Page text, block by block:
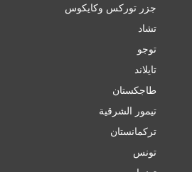
جزر توركس وكايكوس
تشاد
توجو
تايلاند
طاجكستان
تيمور الشرقية
تركمانستان
تونس